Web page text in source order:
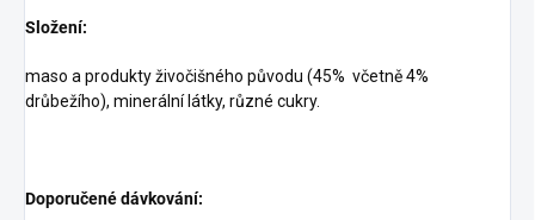
Složení:
maso a produkty živočišného původu (45% včetně 4%
drůbežího), minerální látky, různé cukry.
Doporučené dávkování: